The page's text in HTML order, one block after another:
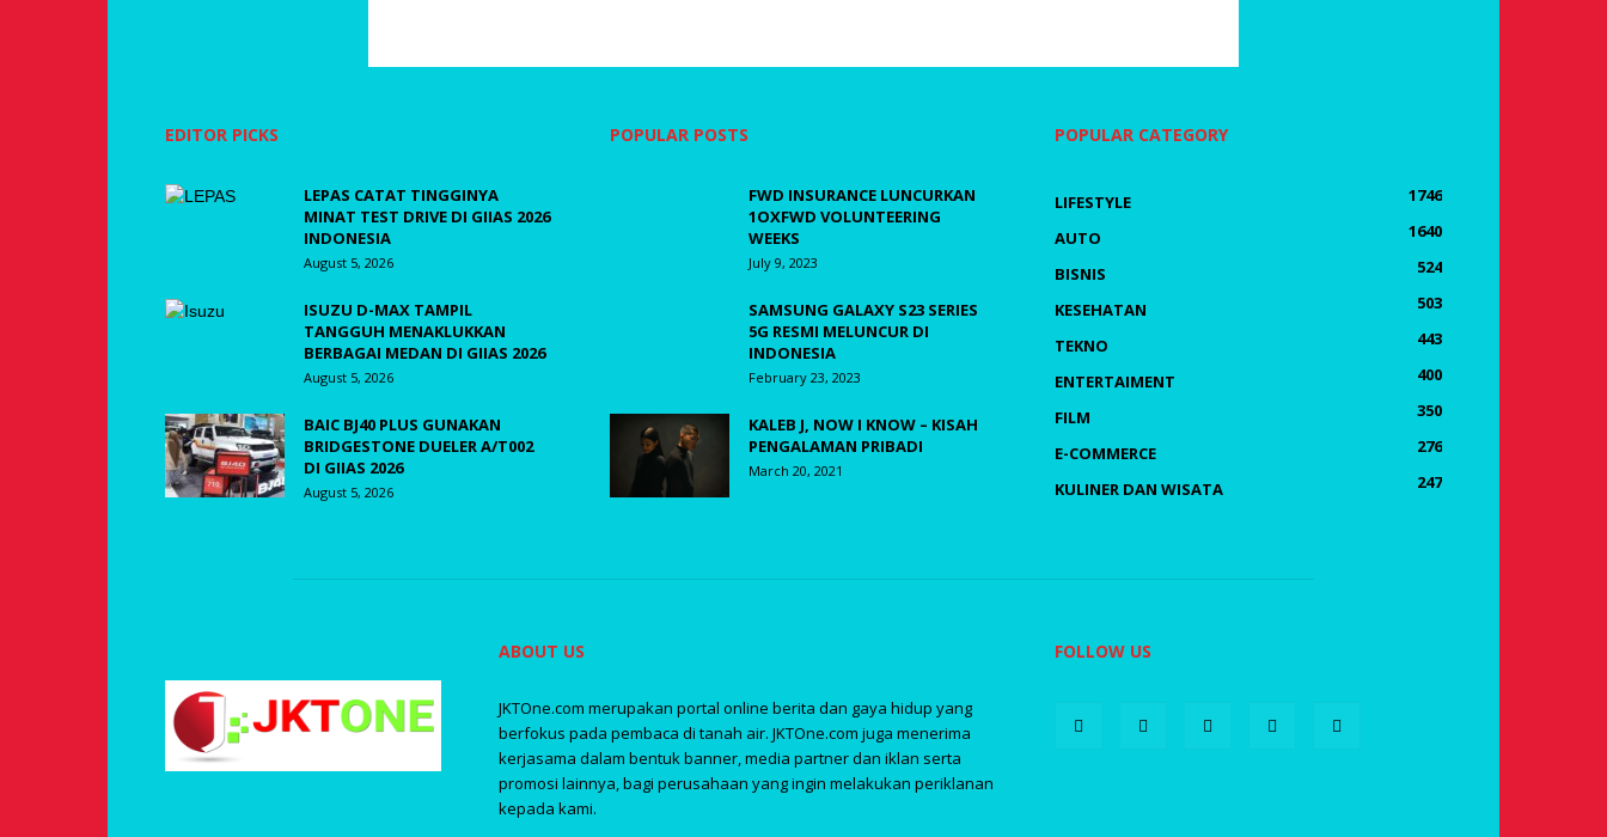
EDITOR PICKS
LEPAS CATAT TINGGINYA
MINAT TEST DRIVE DI GIIAS 2026
INDONESIA
August 5, 2026
ISUZU D-MAX TAMPIL
TANGGUH MENAKLUKKAN
BERBAGAI MEDAN DI GIIAS 2026
August 5, 2026
BAIC BJ40 PLUS GUNAKAN
BRIDGESTONE DUELER A/T002
DI GIIAS 2026
August 5, 2026
POPULAR POSTS
FWD INSURANCE LUNCURKAN
1OXFWD VOLUNTEERING
WEEKS
July 9, 2023
SAMSUNG GALAXY S23 SERIES
5G RESMI MELUNCUR DI
INDONESIA
February 23, 2023
KALEB J, NOW I KNOW – KISAH
PENGALAMAN PRIBADI
March 20, 2021
POPULAR CATEGORY
LIFESTYLE
1746
AUTO
1640
BISNIS
524
KESEHATAN
503
TEKNO
443
ENTERTAIMENT
400
FILM
350
E-COMMERCE
276
KULINER DAN WISATA
247
ABOUT US
JKTOne.com merupakan portal online berita dan gaya hidup yang
berfokus pada pembaca di tanah air. JKTOne.com juga menerima
kerjasama dalam bentuk banner, media partner dan iklan serta
promosi lainnya, bagi perusahaan yang ingin melakukan periklanan
kepada kami.
FOLLOW US